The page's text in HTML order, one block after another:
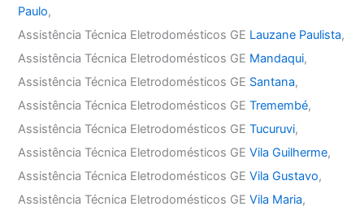
Paulo,
Assistência Técnica Eletrodomésticos GE Lauzane Paulista,
Assistência Técnica Eletrodomésticos GE Mandaqui,
Assistência Técnica Eletrodomésticos GE Santana,
Assistência Técnica Eletrodomésticos GETremembé,
Assistência Técnica Eletrodomésticos GETucuruvi,
Assistência Técnica Eletrodomésticos GEVila Guilherme,
Assistência Técnica Eletrodomésticos GEVila Gustavo,
Assistência Técnica Eletrodomésticos GEVila Maria,